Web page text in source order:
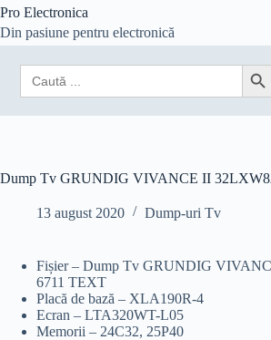
Sari
conținut
Pro Electronica
Din pasiune pentru electronică
Search
for:
Dump Tv GRUNDIG VIVANCE II
13 august 2020 Dump-uri Tv
Fișier – Dump Tv GRUNDIG
6711 TEXT
Placă de bază – XLA190R-4
Ecran – LTA320WT-L05
Memorii – 24C32, 25P40